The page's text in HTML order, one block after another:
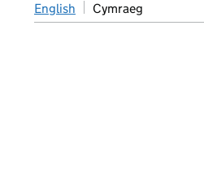
English Cymraeg